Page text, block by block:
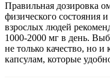
Правильная дозировка
физического состояния
взрослых людей
1000-2000 мг в день.
не только качество, но
капсулам, которые